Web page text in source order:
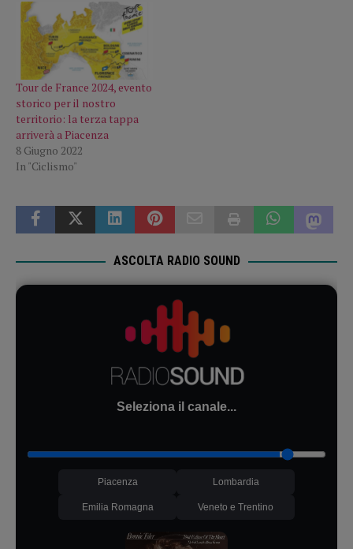
Tour de France 2024, evento
storico per il nostro
territorio: la terza tappa
arriverà a Piacenza
8 Giugno 2022
In "Ciclismo"
ASCOLTA RADIO SOUND
Seleziona il canale...
Piacenza Lombardia
Emilia Romagna Veneto e Trentino